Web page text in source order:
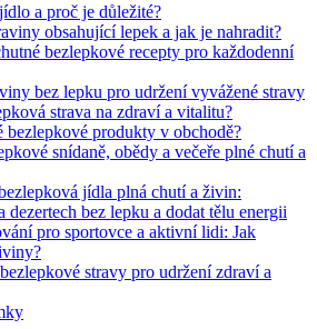
a proč je důležité?
obsahující lepek a jak je nahradit?
bezlepkové recepty pro každodenní
bez lepku pro udržení vyvážené stravy
strava na zdraví a vitalitu?
bezlepkové produkty v obchodě?
snídaně, obědy a večeře plné chutí a
jídla plná chutí a živin:
dezertech bez lepku a dodat tělu energii
pro sportovce a aktivní lidi: Jak
stravy pro udržení zdraví a